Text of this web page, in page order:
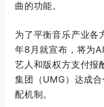
曲的功能。
为了平衡音乐产业各
年8月就宣布，将为
艺人和版权方支付报
集团（UMG）达成
配机制。